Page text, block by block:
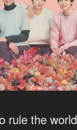
rule the world